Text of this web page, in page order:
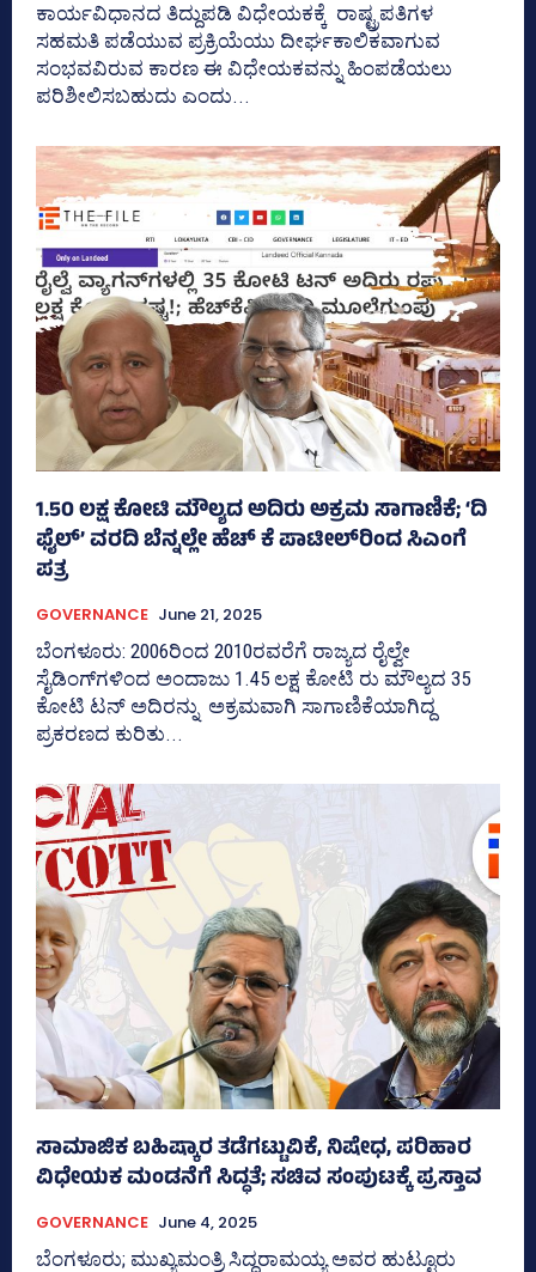
ಕಾರ್ಯವಿಧಾನದ ತಿದ್ದುಪಡಿ ವಿಧೇಯಕಕ್ಕೆ ರಾಷ್ಟ್ರಪತಿಗಳ
ಸಹಮತಿ ಪಡೆಯುವ ಪ್ರಕ್ರಿಯೆಯು ದೀರ್ಘಕಾಲಿಕವಾಗುವ
ಸಂಭವವಿರುವ ಕಾರಣ ಈ ವಿಧೇಯಕವನ್ನು ಹಿಂಪಡೆಯಲು
ಪರಿಶೀಲಿಸಬಹುದು ಎಂದು...
1.50 ಲಕ್ಷ ಕೋಟಿ ಮೌಲ್ಯದ ಅದಿರು ಅಕ್ರಮ ಸಾಗಾಣಿಕೆ; ‘ದಿ
ಫೈಲ್‌’ ವರದಿ ಬೆನ್ನಲ್ಲೇ ಹೆಚ್‌ ಕೆ ಪಾಟೀಲ್‌ರಿಂದ ಸಿಎಂಗೆ
ಪತ್ರ
GOVERNANCE June 21, 2025
ಬೆಂಗಳೂರು: 2006ರಿಂದ 2010ರವರೆಗೆ ರಾಜ್ಯದ ರೈಲ್ವೇ
ಸೈಡಿಂಗ್‌ಗಳಿಂದ ಅಂದಾಜು 1.45 ಲಕ್ಷ ಕೋಟಿ ರು ಮೌಲ್ಯದ 35
ಕೋಟಿ ಟನ್‌ ಅದಿರನ್ನು ಅಕ್ರಮವಾಗಿ ಸಾಗಾಣಿಕೆಯಾಗಿದ್ದ
ಪ್ರಕರಣದ ಕುರಿತು...
ಸಾಮಾಜಿಕ ಬಹಿಷ್ಕಾರ ತಡೆಗಟ್ಟುವಿಕೆ, ನಿಷೇಧ, ಪರಿಹಾರ
ವಿಧೇಯಕ ಮಂಡನೆಗೆ ಸಿದ್ಧತೆ; ಸಚಿವ ಸಂಪುಟಕ್ಕೆ ಪ್ರಸ್ತಾವ
GOVERNANCE June 4, 2025
ಬೆಂಗಳೂರು; ಮುಖ್ಯಮಂತ್ರಿ ಸಿದ್ದರಾಮಯ್ಯ ಅವರ ಹುಟ್ಟೂರು